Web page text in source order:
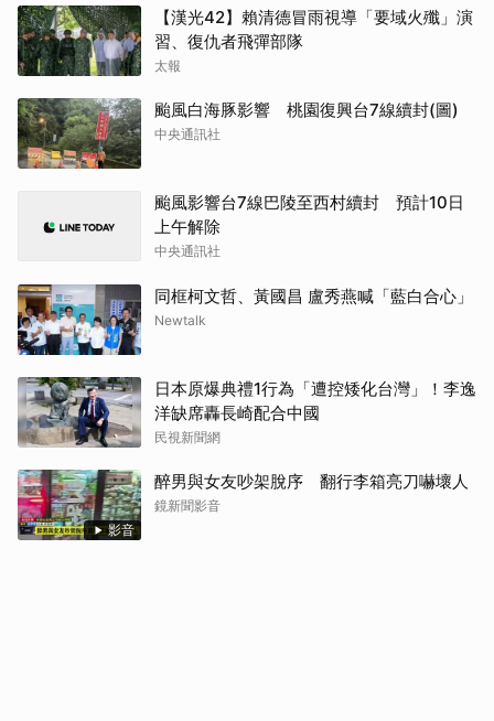
【漢光42】賴清德冒雨視導「要域火殲」演
習、復仇者飛彈部隊
太報
颱風白海豚影響 桃園復興台7線續封(圖)
中央通訊社
颱風影響台7線巴陵至西村續封 預計10日
上午解除
中央通訊社
同框柯文哲、黃國昌 盧秀燕喊「藍白合心」
Newtalk
日本原爆典禮1行為「遭控矮化台灣」！李逸
洋缺席轟長崎配合中國
民視新聞網
影音
醉男與女友吵架脫序 翻行李箱亮刀嚇壞人
鏡新聞影音